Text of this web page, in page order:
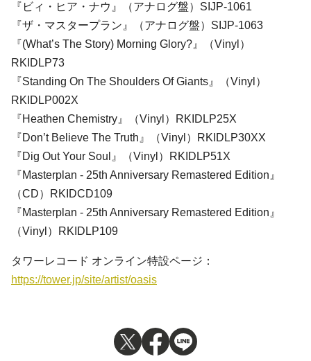
『ビィ・ヒア・ナウ』（アナログ盤）SIJP-1061
『ザ・マスタープラン』（アナログ盤）SIJP-1063
『(What’s The Story) Morning Glory?』（Vinyl）
RKIDLP73
『Standing On The Shoulders Of Giants』（Vinyl）
RKIDLP002X
『Heathen Chemistry』（Vinyl）RKIDLP25X
『Don’t Believe The Truth』（Vinyl）RKIDLP30XX
『Dig Out Your Soul』（Vinyl）RKIDLP51X
『Masterplan - 25th Anniversary Remastered Edition』
（CD）RKIDCD109
『Masterplan - 25th Anniversary Remastered Edition』
（Vinyl）RKIDLP109
タワーレコード オンライン特設ページ：
https://tower.jp/site/artist/oasis